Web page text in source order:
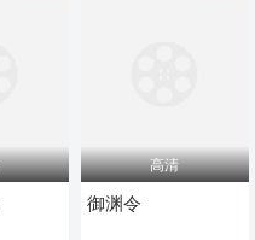
高清
御渊令​